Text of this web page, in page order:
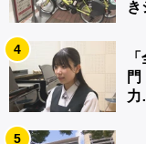
き
4
力
5